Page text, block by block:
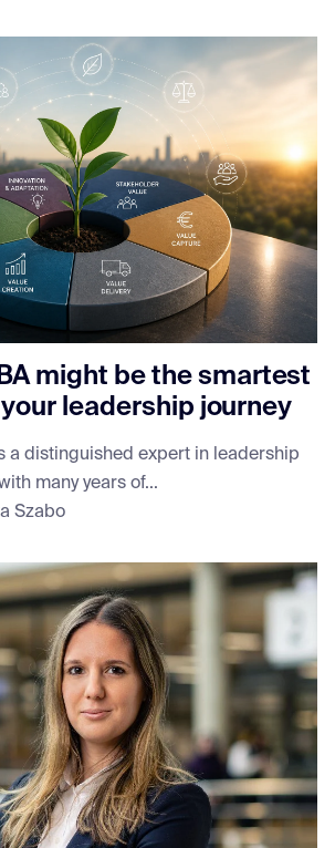
might be the smartest
leadership journey
a distinguished expert in leadership
many years of...
Szabo